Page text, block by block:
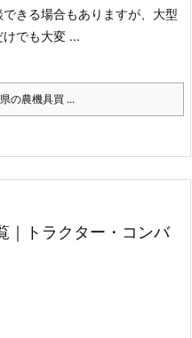
きる場合もありますが、大型
でも大変 ...
の農機具買 ...
｜トラクター・コンバ